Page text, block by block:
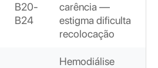
B20-
B24
carência —
estigma dificulta
recolocação
Hemodiálise